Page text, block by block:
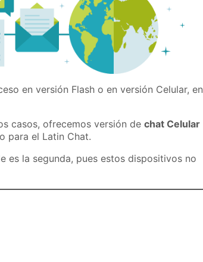
en versión Flash o en versión Celular, en
casos, ofrecemos versión dechat Celular
para el Latin Chat.
es la segunda, pues estos dispositivos no